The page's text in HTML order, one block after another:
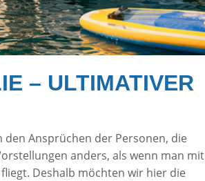
– ULTIMATIVER
Ansprüchen der Personen, die
anders, als wenn man mit
Deshalb möchten wir hier die